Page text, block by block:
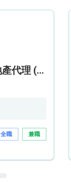
全職/兼職持牌營業員/持牌地產代理 (長沙灣/將軍澳/油塘)
全職 兼職